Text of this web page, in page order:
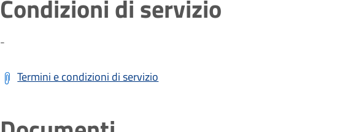
Condizioni di servizio
-
Termini e condizioni di servizio